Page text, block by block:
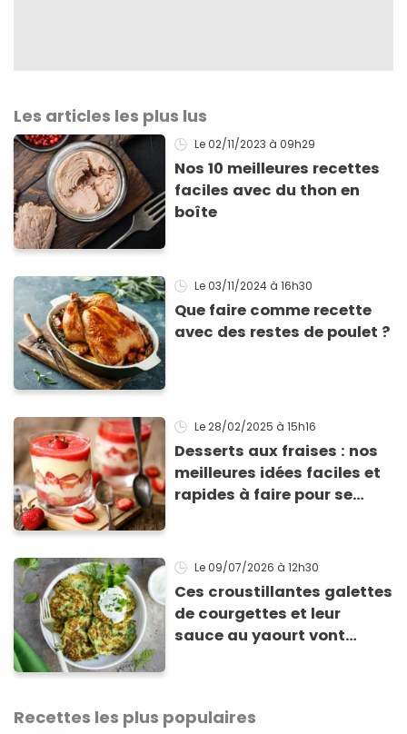
Les articles les plus lus
Le 02/11/2023 à 09h29
Nos 10 meilleures recettes
faciles avec du thon en
boîte
Le 03/11/2024 à 16h30
Que faire comme recette
avec des restes de poulet ?
Le 28/02/2025 à 15h16
Desserts aux fraises : nos
meilleures idées faciles et
rapides à faire pour se
Le 09/07/2026 à 12h30
Ces croustillantes galettes
de courgettes et leur
sauce au yaourt vont
Recettes les plus populaires